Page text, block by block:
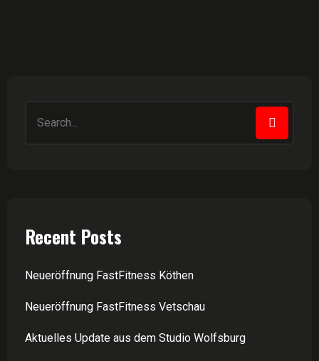
Recent Posts
Neueröffnung FastFitness Köthen
Neueröffnung FastFitness Vetschau
Aktuelles Update aus dem Studio Wolfsburg